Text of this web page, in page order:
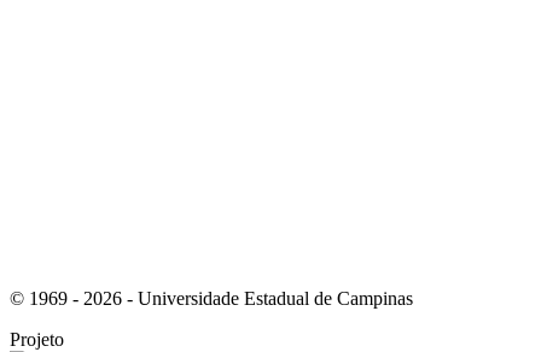
© 1969 - 2026 - Universidade Estadual de Campinas
Projeto